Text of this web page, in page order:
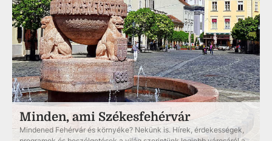
Minden, ami Székesfehérvár
Mindened Fehérvár és környéke? Nekünk is. Hírek, érdekességek,